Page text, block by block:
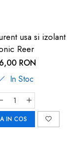
usa si izolant
Reer
RON
In Stoc
IN COS